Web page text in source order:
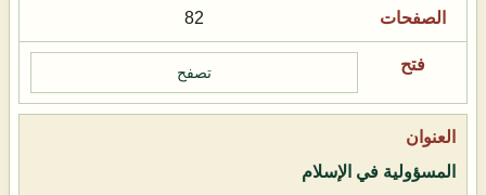
82
تصفح
المسؤولية في الإسلام